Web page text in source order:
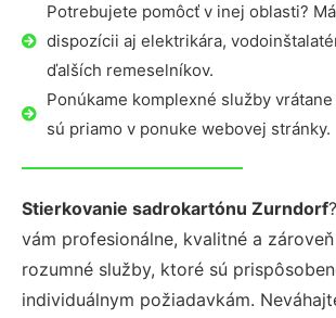
Potrebujete pomôcť v inej oblasti?
dispozícii aj elektrikára,
ďalších remeselníkov.
Ponúkame komplexné služby
sú priamo v ponuke webovej stránky.
Stierkovanie sadrokartónu Zurndorf
vám profesionálne, kvalitné a
rozumné služby, ktoré sú
individuálnym požiadavkám.